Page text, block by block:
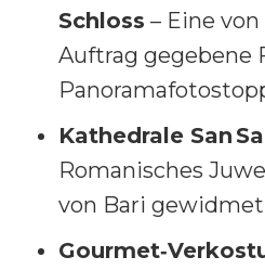
Schloss – Eine
Auftrag gegebene
Kathedrale San
Romanisches
von Bari